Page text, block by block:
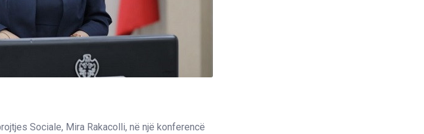
Sociale, Mira Rakacolli, në një konferencë